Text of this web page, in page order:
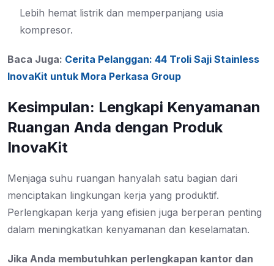
Lebih hemat listrik dan memperpanjang usia
kompresor.
Baca Juga: Cerita Pelanggan: 44 Troli Saji Stainless
InovaKit untuk Mora Perkasa Group
Kesimpulan: Lengkapi Kenyamanan
Ruangan Anda dengan Produk
InovaKit
Menjaga suhu ruangan hanyalah satu bagian dari
menciptakan lingkungan kerja yang produktif.
Perlengkapan kerja yang efisien juga berperan penting
dalam meningkatkan kenyamanan dan keselamatan.
Jika Anda membutuhkan perlengkapan kantor dan